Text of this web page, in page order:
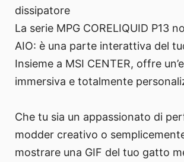
dissipatore
La serie MPG CORELIQUID P13
AIO: è una parte interattiva del
Insieme a MSI CENTER, offre
immersiva e totalmente
Che tu sia un appassionato di
modder creativo o
mostrare una GIF del tuo gatto